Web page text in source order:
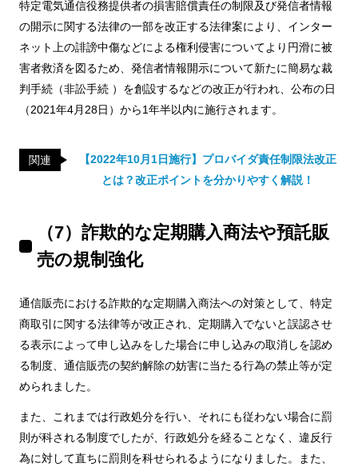
特定電気通信役務提供者の損害賠償責任の制限及び発信者情報
の開示に関する法律の一部を改正する法律案により、インター
ネット上の誹謗中傷などによる権利侵害についてより円滑に被
害者救済を図るため、発信者情報開示について新たに簡易な裁
判手続（非訟手続 ）を創設するなどの改正が行われ、公布の日
（2021年4月28日）から1年半以内に施行されます。
関連
【2022年10月1日施行】プロバイダ責任制限法改正
とは？改正ポイントを分かりやすく解説！
（7）詐欺的な定期購入商法や預託販
売の規制強化
通信販売における詐欺的な定期購入商法への対策として、特定
商取引に関する法律等が改正され、定期購入でないと誤認させ
る表示によって申し込みをした場合に申し込みの取消しを認め
る制度、通信販売の契約解除の妨害に当たる行為の禁止等が定
められました。
また、これまでは行政処分を行い、それにも従わない場合に罰
則が科される制度でしたが、行政処分を経ることなく、違反行
為に対して直ちに罰則を科せられるようになりました。また、